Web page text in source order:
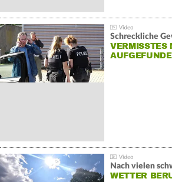
Schreckliche
VERMISSTES
Nach vielen
WETTER